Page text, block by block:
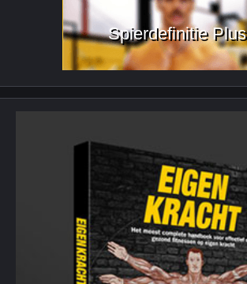
Spierdefinitie Plus